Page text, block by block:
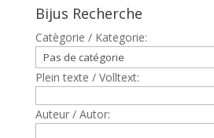
Bijus Recherche
Catègorie / Kategorie:
Plein texte / Volltext:
Auteur / Autor: